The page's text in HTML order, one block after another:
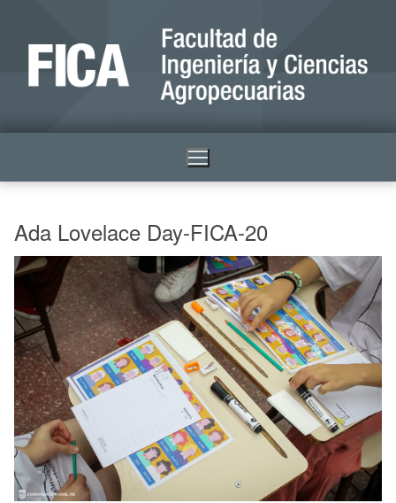
Ada Lovelace Day-FICA-20